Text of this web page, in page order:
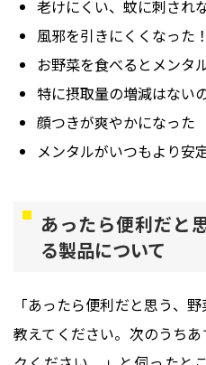
老けにくい、蚊に刺され
風邪を引きにくくなった！
お野菜を食べるとメンタ
特に摂取量の増減はない
顔つきが爽やかになった
メンタルがいつもより安
あったら便利だと
る製品について
「あったら便利だと思う、
教えてください。次のうち